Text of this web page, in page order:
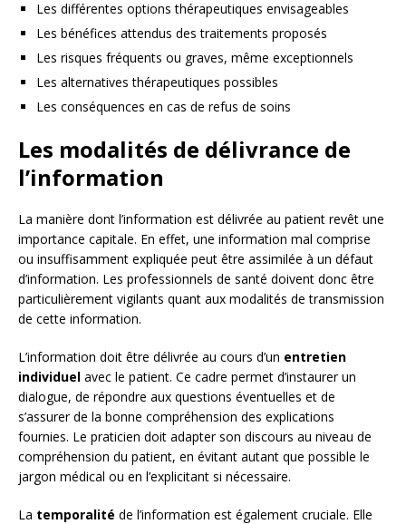
Les différentes options thérapeutiques envisageables
Les bénéfices attendus des traitements proposés
Les risques fréquents ou graves, même exceptionnels
Les alternatives thérapeutiques possibles
Les conséquences en cas de refus de soins
Les modalités de délivrance de
l’information
La manière dont l’information est délivrée au patient revêt une
importance capitale. En effet, une information mal comprise
ou insuffisamment expliquée peut être assimilée à un défaut
d’information. Les professionnels de santé doivent donc être
particulièrement vigilants quant aux modalités de transmission
de cette information.
L’information doit être délivrée au cours d’un entretien
individuel avec le patient. Ce cadre permet d’instaurer un
dialogue, de répondre aux questions éventuelles et de
s’assurer de la bonne compréhension des explications
fournies. Le praticien doit adapter son discours au niveau de
compréhension du patient, en évitant autant que possible le
jargon médical ou en l’explicitant si nécessaire.
La temporalité de l’information est également cruciale. Elle